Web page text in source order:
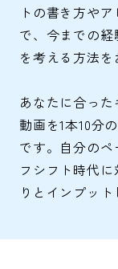
トの書き方や
で、今までの
を考える方法を
あなたに合っ
動画を1本10分
です。自分の
フシフト時代
りとインプット